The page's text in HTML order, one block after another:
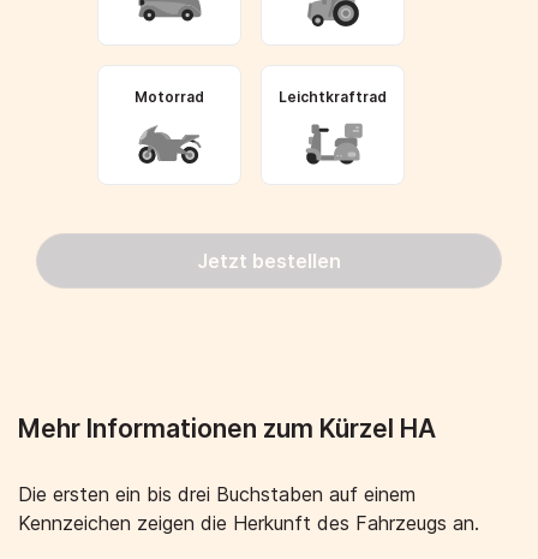
Motorrad Leichtkraftrad
Jetzt bestellen
Mehr Informationen zum Kürzel HA
Die ersten ein bis drei Buchstaben auf einem
Kennzeichen zeigen die Herkunft des Fahrzeugs an.